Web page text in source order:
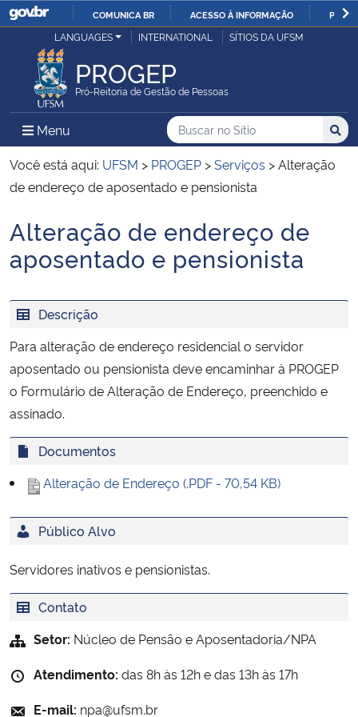
IR
COMUNICA BR ACESSO À INFORMAÇÃO
Ministério da Justiça e Segurança Pública
Ministério da Defesa
Ministério das Relações Exteriores
Ministério da Infraestrutura
Ministério da Cidadania
Ministério da Saúde
Ministério de Minas e Energia
Ministério da Ciência, Tecnologia, Inovações e Comunicações
Ministério do Meio Ambiente
Controladoria-Geral da União
Ministério da Mulher, da Família e dos Direitos Humanos
LANGUAGES INTERNATIONAL SÍTIOS DA UFSM
PROGEP
Pró-Reitoria de Gestão de Pessoas
Menu Menu Principal do Sítio
Busca
Buscar no no Sítio
Busca:
Você está aqui: UFSM > PROGEP >Serviços >Alteração
de endereço de aposentado e pensionista
Início do conteúdo
Alteração de endereço de
aposentado e pensionista
Descrição
Para alteração de endereço residencial o servidor
aposentado ou pensionista deve encaminhar à PROGEP
o Formulário de Alteração de Endereço, preenchido e
assinado.
Documentos
Alteração de Endereço (.PDF - 70,54 KB)
Público Alvo
Servidores inativos e pensionistas.
Contato
Setor: Núcleo de Pensão e Aposentadoria/NPA
Atendimento: das 8h às 12h e das 13h às 17h
E-mail: npa@ufsm.br